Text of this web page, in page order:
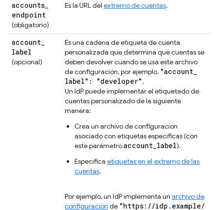
accounts_
endpoint
(obligatorio)
Es la URL del extremo de cuentas.
account_
label
(opcional)
Es una cadena de etiqueta de cuenta
personalizada que determina qué cuentas se
deben devolver cuando se usa este archivo
de configuración, por ejemplo, "account_
label": "developer".
Un IdP puede implementar el etiquetado de
cuentas personalizado de la siguiente
manera:
Crea un archivo de configuración
asociado con etiquetas específicas (con
este parámetroaccount_label).
Especifica etiquetas en el extremo de las
cuentas.
Por ejemplo, un IdP implementa un archivo de
configuración de "https: //idp . example/